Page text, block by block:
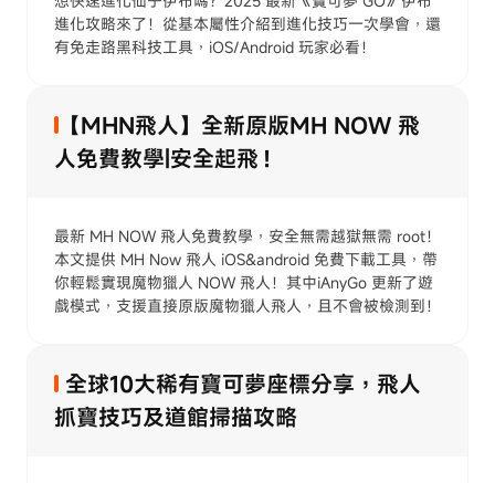
進化攻略來了！從基本屬性介紹到進化技巧一次學會，還
有免走路黑科技工具，iOS/Android 玩家必看！
【MHN飛人】全新原版MH NOW 飛
人免費教學|安全起飛！
最新 MH NOW 飛人免費教學，安全無需越獄無需 root！
本文提供 MH Now 飛人 iOS&android 免費下載工具，帶
你輕鬆實現魔物獵人 NOW 飛人！其中iAnyGo 更新了遊
戲模式，支援直接原版魔物獵人飛人，且不會被檢測到！
全球10大稀有寶可夢座標分享，飛人
抓寶技巧及道館掃描攻略